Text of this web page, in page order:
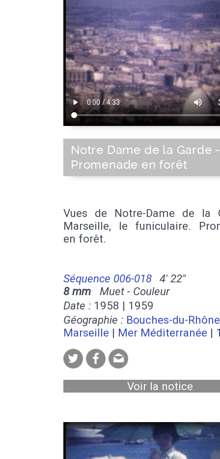
Notre Dame de la Garde
Promenade en forêt
Vues de Notre-Dame de la
Marseille, le funiculaire.
en forêt.
Séquence 006-018
4' 22''
8 mm Muet - Couleur
Date : 1958 | 1959
Géographie : Bouches-du-
Marseille | Mer Méditerranée |
Voir la notice